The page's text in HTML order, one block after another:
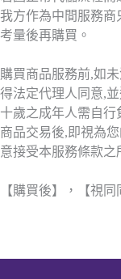
我方作為中間服務商
考量後再購買。
購買商品服務前,如
得法定代理人同意,
十歲之成年人需自
商品交易後,即視為
意接受本服務條款之
【購買後】，【視